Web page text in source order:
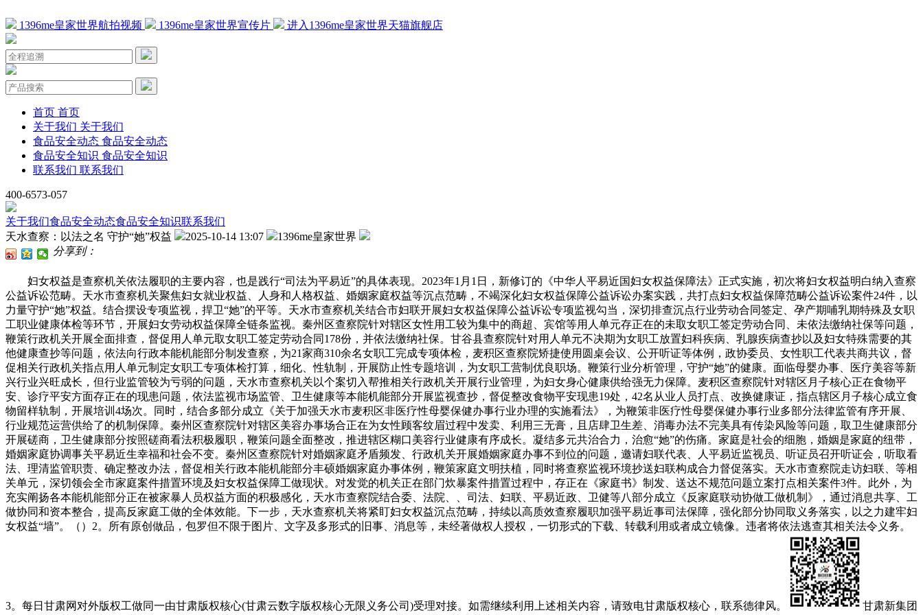
1396me皇家世界航拍视频 1396me皇家世界宣传片 进入1396me皇家世界天猫旗舰店
首页 首页
关于我们 关于我们
食品安全动态 食品安全动态
食品安全知识 食品安全知识
联系我们 联系我们
400-6573-057
关于我们食品安全动态食品安全知识联系我们
天水查察：以法之名 守护“她”权益
2025-10-14 13:07
1396me皇家世界
分享到：
妇女权益是查察机关依法履职的主要内容，也是践行“司法为平易近”的具体表现。2023年1月1日，新修订的《中华人平易近国妇女权益保障法》正式实施，初次将妇女权益明白纳入查察
公益诉讼范畴。天水市查察机关聚焦妇女就业权益、人身和人格权益、婚姻家庭权益等沉点范畴，不竭深化妇女权益保障公益诉讼办案实践，共打点妇女权益保障范畴公益诉讼案件24件，以
力量守护“她”权益。结合摆设专项监视，捍卫“她”的平等。天水市查察机关结合市妇联开展妇女权益保障公益诉讼专项监视勾当，深切排查沉点行业劳动合同签定、孕产期哺乳期特殊及女职
工职业健康体检等环节，开展妇女劳动权益保障全链条监视。秦州区查察院针对辖区女性用工较为集中的商超、宾馆等用人单元存正在的未取女职工签定劳动合同、未依法缴纳社保等问题，
鞭策行政机关开展全面排查，督促用人单元取女职工签定劳动合同178份，并依法缴纳社保。甘谷县查察院针对用人单元不决期为女职工放置妇科疾病、乳腺疾病查抄以及妇女特殊需要的其
他健康查抄等问题，依法向行政本能机能部分制发查察，为21家商310余名女职工完成专项体检，麦积区查察院矫捷使用圆桌会议、公开听证等体例，政协委员、女性职工代表共商共议，督
促相关行政机关指点用人单元制定女职工专项体检打算，细化、性轨制，开展防止性专题培训，为女职工营制优良职场。鞭策行业分析管理，守护“她”的健康。面临母婴办事、医疗美容等新
兴行业兴旺成长，但行业监管较为亏弱的问题，天水市查察机关以个案切入帮推相关行政机关开展行业管理，为妇女身心健康供给强无力保障。麦积区查察院针对辖区月子核心正在食物平
安、诊疗平安方面存正在的现患问题，依法监视市场监管、卫生健康等本能机能部分开展监视查抄，督促整改食物平安现患19处，42名从业人员打点、改换健康证，指点辖区月子核心成立食
物留样轨制，开展培训4场次。同时，结合多部分成立《关于加强天水市麦积区非医疗性母婴保健办事行业办理的实施看法》，为鞭策非医疗性母婴保健办事行业多部分法律监管有序开展、
行业规范运营供给了的机制保障。秦州区查察院针对辖区美容办事场合正在为女性顾客纹眉过程中发卖、利用三无膏，且店肆卫生差、消毒办法不完美具有传染风险等问题，取卫生健康部分
开展磋商，卫生健康部分按照磋商看法积极履职，鞭策问题全面整改，推进辖区糊口美容行业健康有序成长。凝结多元共治合力，治愈“她”的伤痛。家庭是社会的细胞，婚姻是家庭的纽带，
婚姻家庭协调事关平易近生幸福和社会不变。秦州区查察院针对婚姻家庭矛盾频发、行政机关开展婚姻家庭办事不到位的问题，邀请妇联代表、人平易近监视员、听证员召开听证会，听取看
法、理清监管职责、确定整改办法，督促相关行政本能机能部分丰硕婚姻家庭办事体例，鞭策家庭文明扶植，同时将查察监视环境抄送妇联构成合力督促落实。天水市查察院走访妇联、等相
关单元，深切领会全市家庭案件措置环境及妇女权益保障工做现状。对发觉的机关正在部门炊暴案件措置过程中，存正在《家庭书》制发、送达不规范问题立案打点相关案件3件。此外，为
充实阐扬各本能机能部分正在被家暴人员权益方面的积极感化，天水市查察院结合委、法院、、司法、妇联、平易近政、卫健等八部分成立《反家庭联动协做工做机制》，通过消息共享、工
做协同和资本整合，提高反家庭工做的全体效能。下一步，天水查察机关将紧盯妇女权益沉点范畴，持续以高质效查察履职加强平易近事司法保障，强化部分协同取义务落实，以之力建牢妇
女权益“墙”。（）2。所有原创做品，包罗但不限于图片、文字及多形式的旧事、消息等，未经著做权人授权，一切形式的下载、转载利用或者成立镜像。违者将依法逃查其相关法令义务。
3。每日甘肃网对外版权工做同一由甘肃版权核心(甘肃云数字版权核心无限义务公司)受理对接。如需继续利用上述相关内容，请致电甘肃版权核心，联系德律风。
甘肃新集团